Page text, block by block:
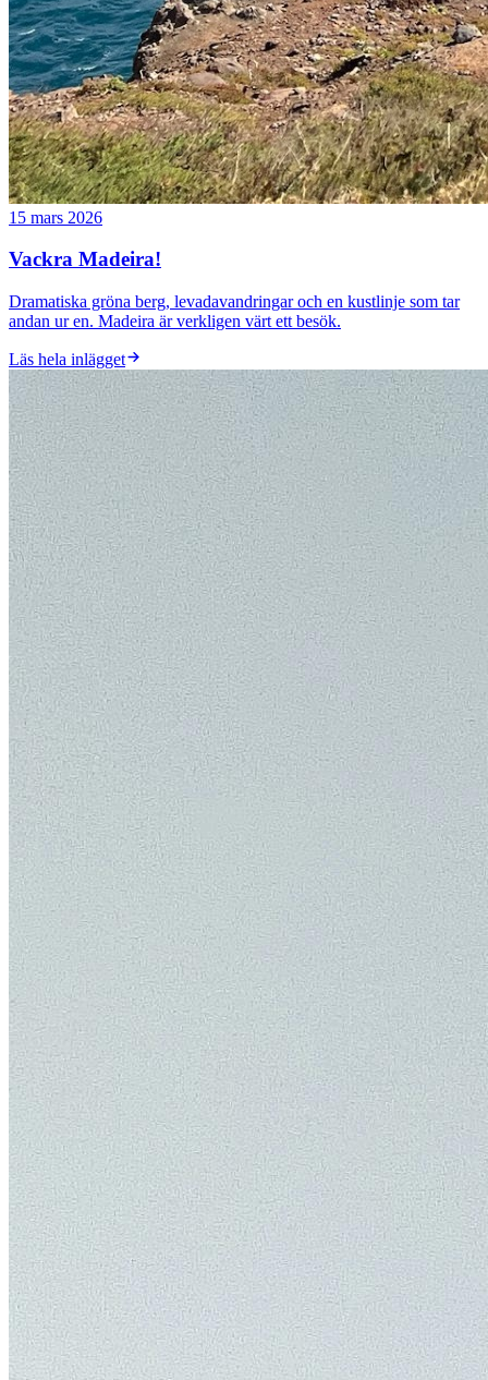
15 mars 2026
Vackra Madeira!
Dramatiska gröna berg, levadavandringar och en kustlinje som tar
andan ur en. Madeira är verkligen värt ett besök.
Läs hela inlägget